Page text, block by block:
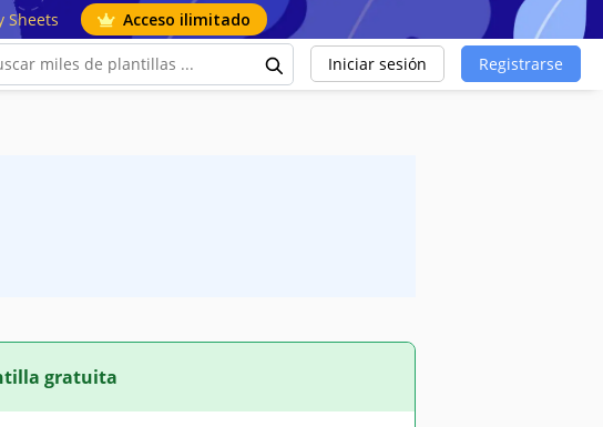
Sheets Acceso ilimitado
Iniciar sesión Registrarse
gratuita